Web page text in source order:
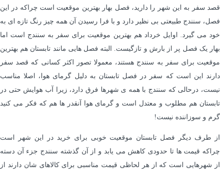
قصد سفر به این شهر را دارید، فصل بهار بهترین موقعیت است چراکه در این
فصل، سنندج طبیعتی بی نظیر دارد و با فرا رسیدن آن همه چیز رنگ تازه ای به
خود می گیرد. اوایل خرداد هم بهترین موقعیت برای سفر به سنندج است اما
بهار یک فصل پر از بارش و تازگیست. البته فصل هایی مانند تابستان هم بهترین
موقعیت برای سفر به سنندج هستند، معمولا تصور اکثر کسانی که قصد سفر
دارند این است که سفر در فصل تابستان به دلیل گرمای هوا، اصلا مناسب
نیست، درحالی که سنندج با همه ی شهرها فرق دارد، زیرا آب هوایش حتی در
تابستان هم مطلوب و معتدل است و گرمای هوا آنقدر ها هم که فکر می کنید
گرم و سوزاننده نیست!
از طرف دیگر فصل تابستان موقعیت خوبی برای خرید در این شهر است
چراکه قیمت ها تا حدودی کاهش می یابد و از آن گذشته سنندج جزء آن دسته
از شهرهایی است که از هر لحاظی قیمت مناسبی برای کالاهای شان دارند از